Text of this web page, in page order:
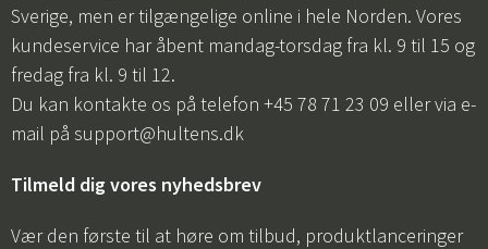
Sverige, men er tilgængelige online i hele Norden. Vores
kundeservice har åbent mandag-torsdag fra kl. 9 til 15 og
fredag fra kl. 9 til 12.
Du kan kontakte os på telefon +45 78 71 23 09 eller via e-
mail på support@hultens.dk
Tilmeld dig vores nyhedsbrev
Vær den første til at høre om tilbud, produktlanceringer